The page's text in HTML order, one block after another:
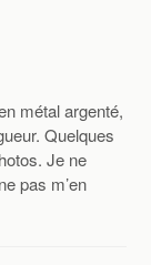
métal argenté,
Quelques
Je ne
pas m’en